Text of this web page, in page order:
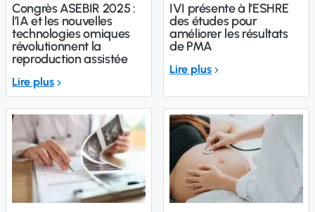
Congrès ASEBIR 2025 :
l’IA et les nouvelles
technologies omiques
révolutionnent la
reproduction assistée
Lire plus
IVI présente à l’ESHRE
des études pour
améliorer les résultats
de PMA
Lire plus